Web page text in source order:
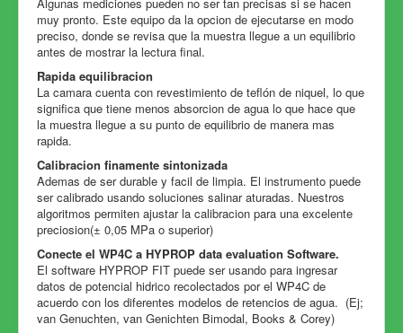
muy pronto. Este equipo da la opcion de ejecutarse en modo
preciso, donde se revisa que la muestra llegue a un equilibrio
antes de mostrar la lectura final.
Rapida equilibracion
La camara cuenta con revestimiento de teflón de niquel, lo que
significa que tiene menos absorcion de agua lo que hace que
la muestra llegue a su punto de equilibrio de manera mas
rapida.
Calibracion finamente sintonizada
Ademas de ser durable y facil de limpia. El instrumento puede
ser calibrado usando soluciones salinar aturadas. Nuestros
algoritmos permiten ajustar la calibracion para una excelente
preciosion(± 0,05 MPa o superior)
Conecte el WP4C a HYPROP data evaluation Software.
El software HYPROP FIT puede ser usando para ingresar
datos de potencial hidrico recolectados por el WP4C de
acuerdo con los diferentes modelos de retencios de agua. (Ej;
van Genuchten, van Genichten Bimodal, Books & Corey)